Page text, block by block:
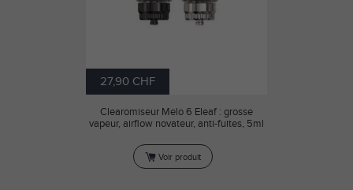
27,90 CHF
Clearomiseur Melo 6 Eleaf : grosse
vapeur, airflow novateur, anti-fuites, 5ml
Voir produit